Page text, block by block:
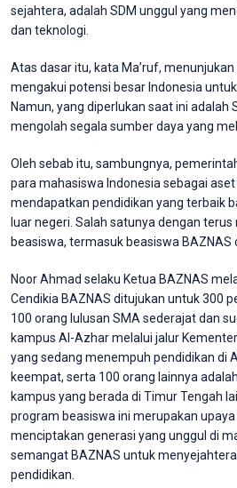
sejahtera, adalah SDM unggul yang
dan teknologi.
Atas dasar itu, kata Ma’ruf,
mengakui potensi besar Indonesia
Namun, yang diperlukan saat ini adalah
mengolah segala sumber daya yang
Oleh sebab itu, sambungnya,
para mahasiswa Indonesia sebagai
mendapatkan pendidikan yang terbaik
luar negeri. Salah satunya dengan
beasiswa, termasuk beasiswa BAZNAS
Noor Ahmad selaku Ketua BAZNAS
Cendikia BAZNAS ditujukan untuk 300
100 orang lulusan SMA sederajat dan
kampus Al-Azhar melalui jalur
yang sedang menempuh pendidikan di
keempat, serta 100 orang lainnya
kampus yang berada di Timur Tengah
program beasiswa ini merupakan
menciptakan generasi yang unggul di
semangat BAZNAS untuk
pendidikan.